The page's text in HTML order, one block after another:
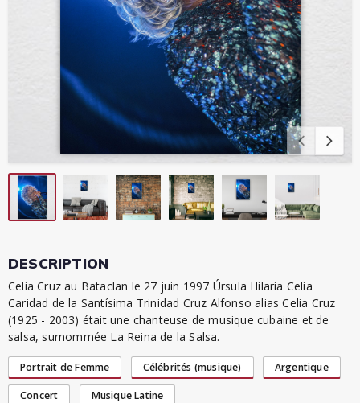
DESCRIPTION
Celia Cruz au Bataclan le 27 juin 1997 Úrsula Hilaria Celia
Caridad de la Santísima Trinidad Cruz Alfonso alias Celia Cruz
(1925 - 2003) était une chanteuse de musique cubaine et de
salsa, surnommée La Reina de la Salsa.
Portrait de Femme Célébrités (musique) Argentique
Concert Musique Latine